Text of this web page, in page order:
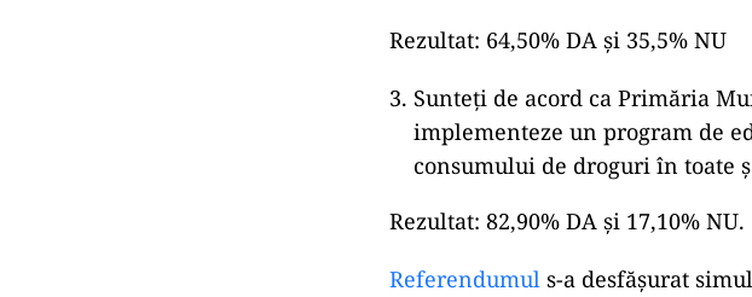
Rezultat: 64,50% DA și 35,5% NU
Sunteţi de acord ca Primăria
implementeze un program de
consumului de droguri în toate
Rezultat: 82,90% DA și 17,10% NU.
Referendumul s-a desfășurat